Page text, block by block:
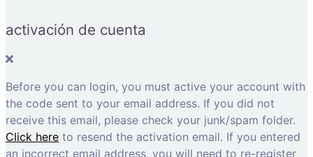
activación de cuenta
Before you can login, you must active your account with
the code sent to your email address. If you did not
receive this email, please check your junk/spam folder.
Click here to resend the activation email. If you entered
an incorrect email address, you will need to re-register